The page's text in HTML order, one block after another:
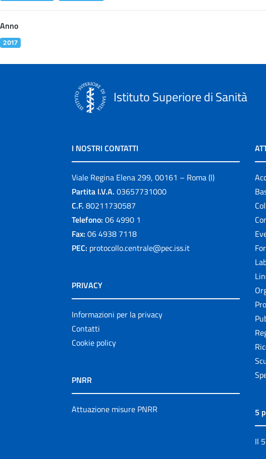
Anno
2017
Istituto Superiore di Sanità
I NOSTRI CONTATTI
Viale Regina Elena 299, 00161 – Roma (I)
Partita I.V.A. 03657731000
C.F. 80211730587
Telefono: 06 4990 1
Fax: 06 4938 7118
PEC: protocollo.centrale@pec.iss.it
PRIVACY
Informazioni per la privacy
Contatti
Cookie policy
PNRR
Attuazione misure PNRR 5
Il